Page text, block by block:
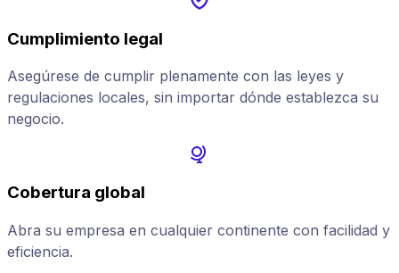
Cumplimiento legal
Asegúrese de cumplir plenamente con las leyes y
regulaciones locales, sin importar dónde establezca su
negocio.
Cobertura global
Abra su empresa en cualquier continente con facilidad y
eficiencia.